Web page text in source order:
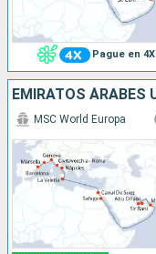
Pague en 4X
MSC World Europa